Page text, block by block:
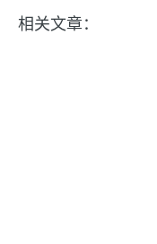
相关文章：